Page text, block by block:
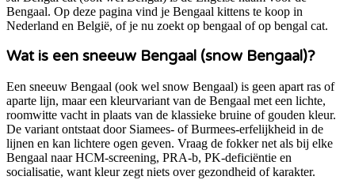
Bengaal. Op deze pagina vind je Bengaal kittens te koop in
Nederland en België, of je nu zoekt op bengaal of op bengal cat.
Wat is een sneeuw Bengaal (snow Bengaal)?
Een sneeuw Bengaal (ook wel snow Bengaal) is geen apart ras of
aparte lijn, maar een kleurvariant van de Bengaal met een lichte,
roomwitte vacht in plaats van de klassieke bruine of gouden kleur.
De variant ontstaat door Siamees- of Burmees-erfelijkheid in de
lijnen en kan lichtere ogen geven. Vraag de fokker net als bij elke
Bengaal naar HCM-screening, PRA-b, PK-deficiëntie en
socialisatie, want kleur zegt niets over gezondheid of karakter.